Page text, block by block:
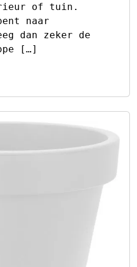
of tuin.
naar
dan zeker de
[…]